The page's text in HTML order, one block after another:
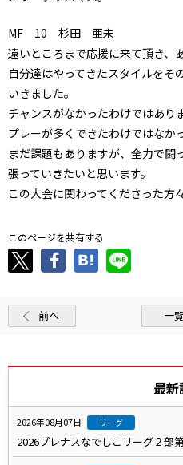
MF 10 杉田 亜未
遠いところまで応援に来て頂き、
自分達はやってきたスタイルをそ
いきました。
チャンスがなかったわけではあり
プレーが多くできたわけではなか
まだ課題もありますが、全力で闘
張っていきたいと思います。
この大会に関わってくださった方
このページを共有する
前へ 一
最
2026年08月07日 リーグ
2026プレナスなでしこリーグ２部